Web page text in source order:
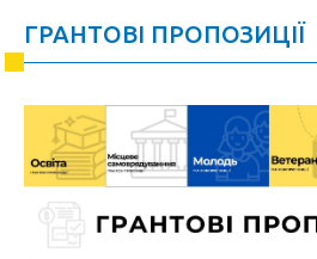
ГРАНТОВІ ПРОПОЗИЦІЇ